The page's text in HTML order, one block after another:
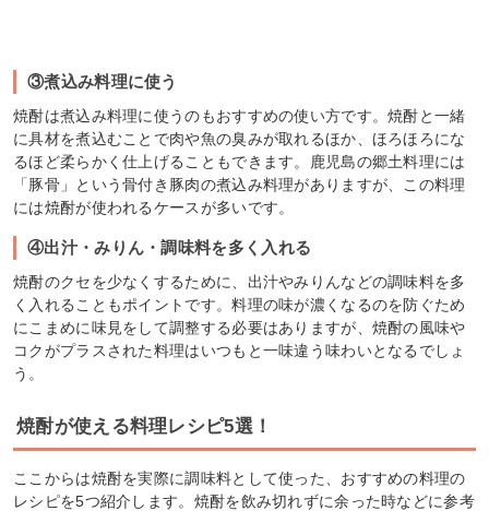
③煮込み料理に使う
焼酎は煮込み料理に使うのもおすすめの使い方です。焼酎と一緒
に具材を煮込むことで肉や魚の臭みが取れるほか、ほろほろにな
るほど柔らかく仕上げることもできます。鹿児島の郷土料理には
「豚骨」という骨付き豚肉の煮込み料理がありますが、この料理
には焼酎が使われるケースが多いです。
④出汁・みりん・調味料を多く入れる
焼酎のクセを少なくするために、出汁やみりんなどの調味料を多
く入れることもポイントです。料理の味が濃くなるのを防ぐため
にこまめに味見をして調整する必要はありますが、焼酎の風味や
コクがプラスされた料理はいつもと一味違う味わいとなるでしょ
う。
焼酎が使える料理レシピ5選！
ここからは焼酎を実際に調味料として使った、おすすめの料理の
レシピを5つ紹介します。焼酎を飲み切れずに余った時などに参考